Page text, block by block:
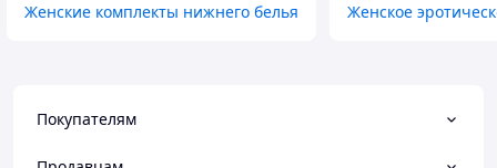
Женские комплекты нижнего белья Женское
Покупателям